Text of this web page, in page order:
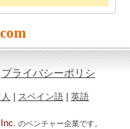
プライバシーポリシ
| スペイン語 | 英語
のベンチャー企業です。